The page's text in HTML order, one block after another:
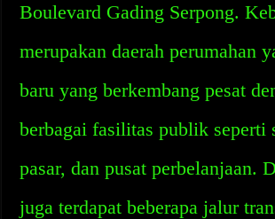
Boulevard Gading Serpong.
merupakan daerah perumahan
baru yang berkembang pesat
berbagai fasilitas publik seperti
pasar, dan pusat perbelanjaan.
juga terdapat beberapa jalur